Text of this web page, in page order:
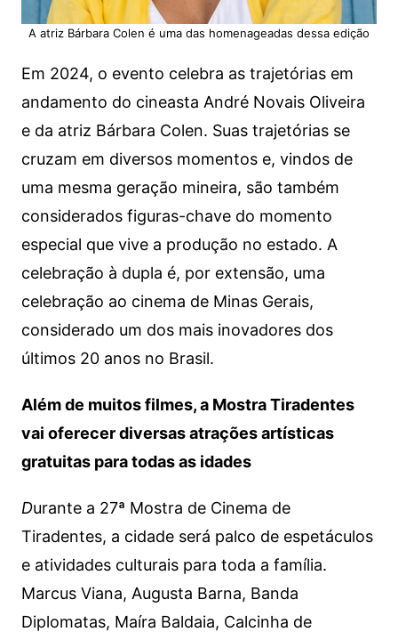
A atriz Bárbara Colen é uma das homenageadas dessa edição
Em 2024, o evento celebra as trajetórias em
andamento do cineasta André Novais Oliveira
e da atriz Bárbara Colen. Suas trajetórias se
cruzam em diversos momentos e, vindos de
uma mesma geração mineira, são também
considerados figuras-chave do momento
especial que vive a produção no estado. A
celebração à dupla é, por extensão, uma
celebração ao cinema de Minas Gerais,
considerado um dos mais inovadores dos
últimos 20 anos no Brasil.
Além de muitos filmes, a Mostra Tiradentes
vai oferecer diversas atrações artísticas
gratuitas para todas as idades
Durante a 27ª Mostra de Cinema de
Tiradentes, a cidade será palco de espetáculos
e atividades culturais para toda a família.
Marcus Viana, Augusta Barna, Banda
Diplomatas, Maíra Baldaia, Calcinha de